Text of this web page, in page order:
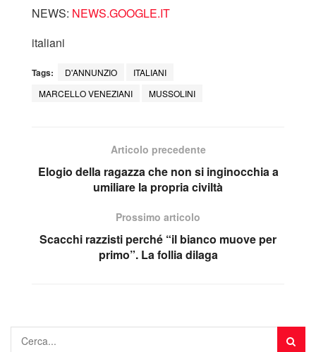
NEWS: NEWS.GOOGLE.IT
italiani
Tags: D'ANNUNZIO
ITALIANI
MARCELLO VENEZIANI
MUSSOLINI
Articolo precedente
Elogio della ragazza che non si inginocchia a
umiliare la propria civiltà
Prossimo articolo
Scacchi razzisti perché “il bianco muove per
primo”. La follia dilaga